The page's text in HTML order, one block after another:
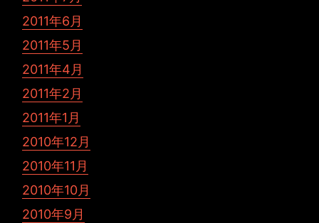
2011年6月
2011年5月
2011年4月
2011年2月
2011年1月
2010年12月
2010年11月
2010年10月
2010年9月